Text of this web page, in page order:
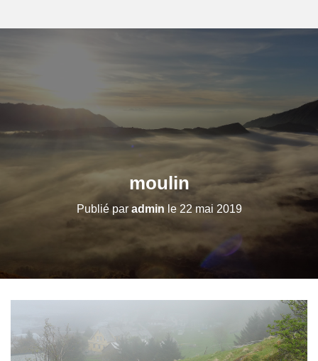
moulin
Publié par admin le 22 mai 2019